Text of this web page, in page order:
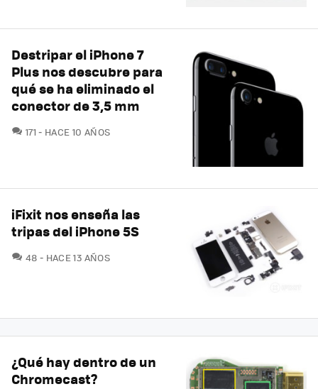
Destripar el iPhone 7
Plus nos descubre para
qué se ha eliminado el
conector de 3,5 mm
171 COMENTARIOS
HACE 10 AÑOS
iFixit nos enseña las
tripas del iPhone 5S
48 COMENTARIOS
HACE 13 AÑOS
¿Qué hay dentro de un
Chromecast?